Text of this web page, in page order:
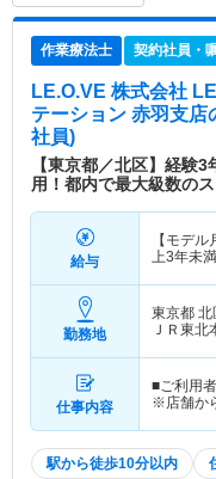
作業療法士 契約社員・
LE.O.VE 株式会社
テーション 赤羽支店
社員)
【東京都／北区】経験
用！都内で最大級数の
給与
【モデル
上3年未
勤務地
東京都 北
ＪＲ東北
仕事内容
■ご利用
※店舗か
駅から徒歩10分以内